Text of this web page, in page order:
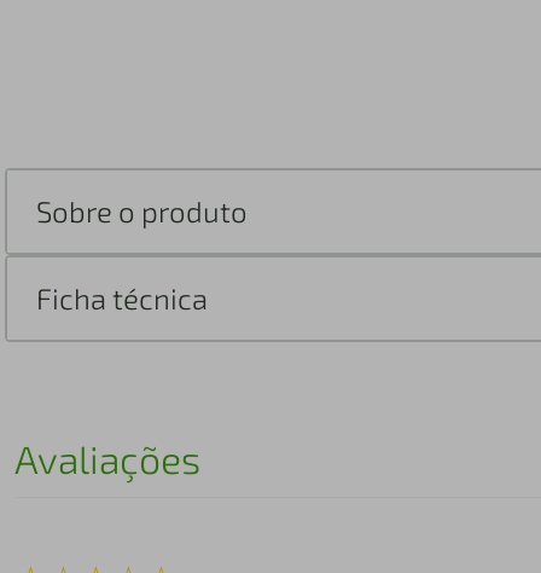
Sobre o produto
Ficha técnica
Avaliações